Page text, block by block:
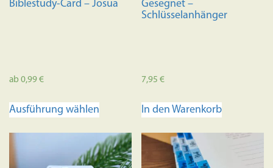
gewählt
Biblestudy-Card – Josua
ab 0,99€
Ausführung wählen
mehrere
Varianten
Gesegnet –
Schlüsselanhänger
7,95€
In den Warenkorb